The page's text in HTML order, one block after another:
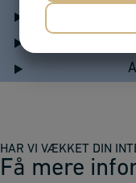
HAR VI VÆKKET DIN
Få mere